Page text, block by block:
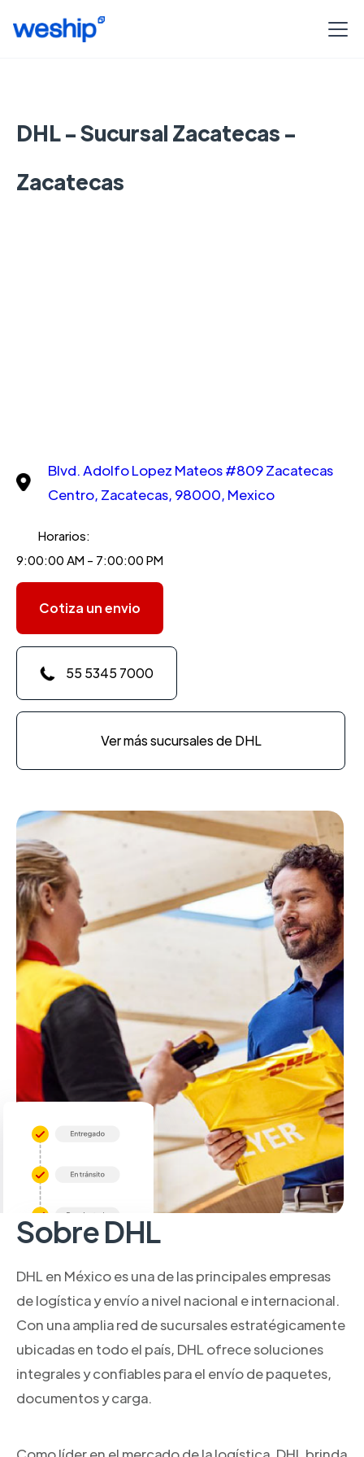
DHL - Sucursal Zacatecas -
Zacatecas
Blvd. Adolfo Lopez Mateos #809 Zacatecas
Centro, Zacatecas, 98000, Mexico
Horarios:
9:00:00 AM - 7:00:00 PM
Cotiza un envio
55 5345 7000
Ver más sucursales de DHL
Sobre DHL
DHL en México es una de las principales empresas
de logística y envío a nivel nacional e internacional.
Con una amplia red de sucursales estratégicamente
ubicadas en todo el país, DHL ofrece soluciones
integrales y confiables para el envío de paquetes,
documentos y carga.